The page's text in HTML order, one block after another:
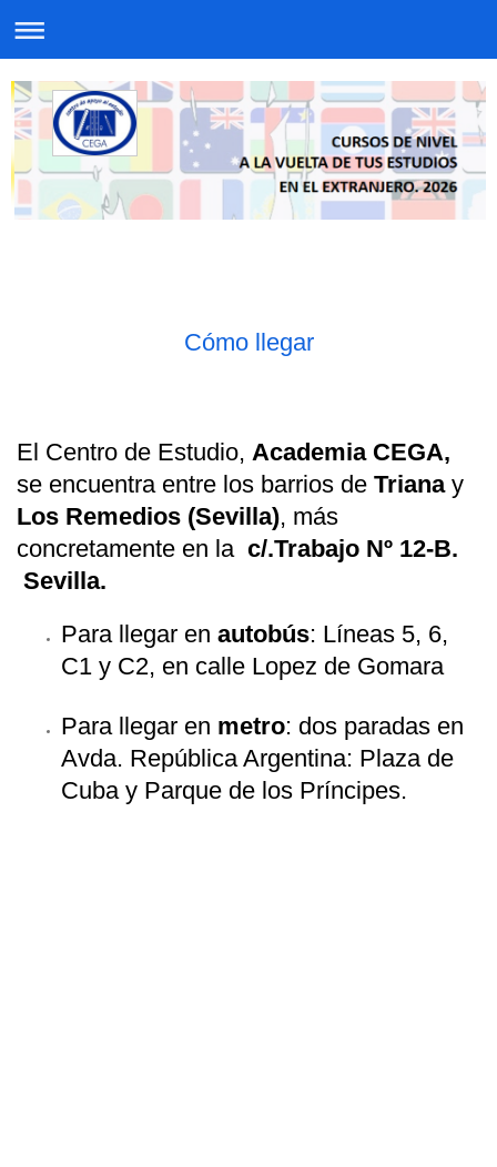
Cómo llegar
El Centro de Estudio, Academia CEGA,
se encuentra entre los barrios de Trianay
Los Remedios (Sevilla), más
concretamente en la c/.Trabajo Nº 12-B.
Sevilla.
Para llegar en autobús: Líneas 5, 6,
C1 y C2, en calle Lopez de Gomara
Para llegar en metro: dos paradas en
Avda. República Argentina: Plaza de
Cuba y Parque de los Príncipes.